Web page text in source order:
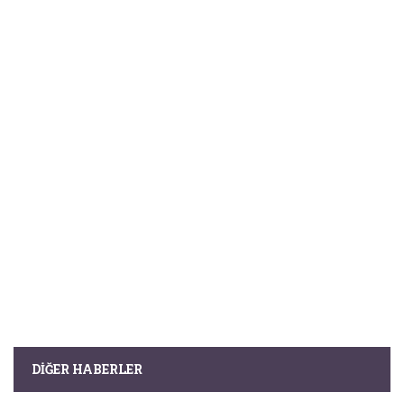
DIĞER HABERLER